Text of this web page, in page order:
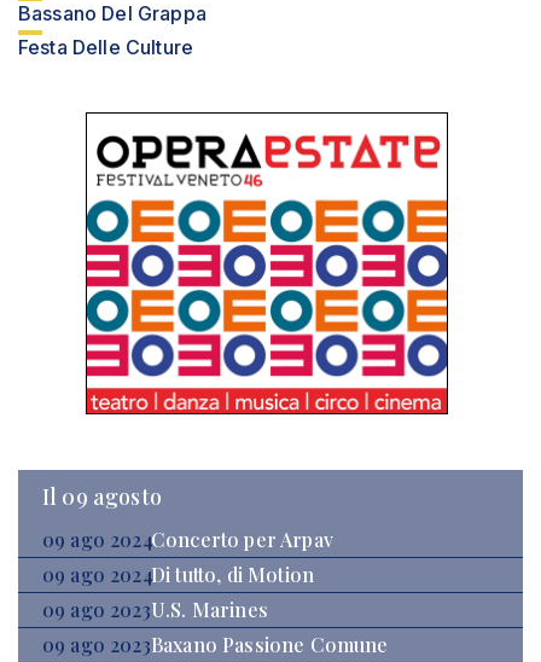
Bassano Del Grappa
Festa Delle Culture
Il 09 agosto
09 ago 2024Concerto per Arpav
09 ago 2024Di tutto, di Motion
09 ago 2023U.S. Marines
09 ago 2023Baxano Passione Comune